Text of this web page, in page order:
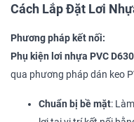
Cách Lắp Đặt Lơi
Phương pháp kết nối:
Phụ kiện lơi nhựa PVC D630
qua phương pháp dán keo
Chuẩn bị bề mặt: